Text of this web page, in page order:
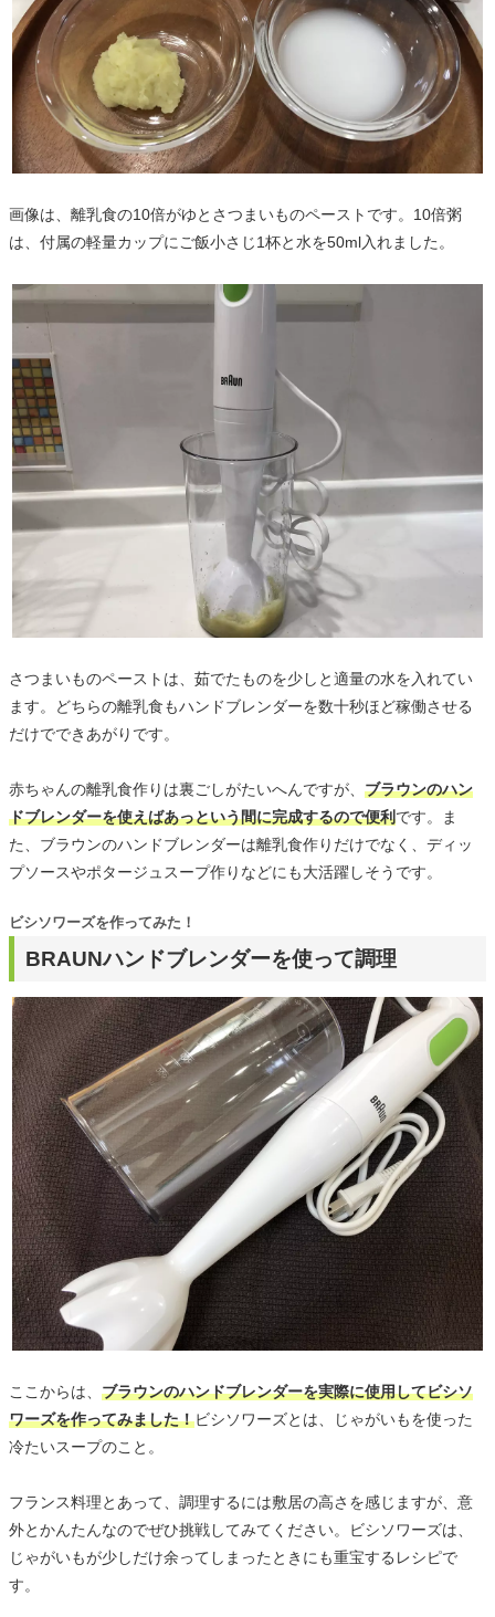
画像は、離乳食の10倍がゆとさつまいものペーストです。10倍粥
は、付属の軽量カップにご飯小さじ1杯と水を50ml入れました。
さつまいものペーストは、茹でたものを少しと適量の水を入れてい
ます。どちらの離乳食もハンドブレンダーを数十秒ほど稼働させる
だけでできあがりです。
赤ちゃんの離乳食作りは裏ごしがたいへんですが、 ブラウンのハン
ドブレンダーを使えばあっという間に完成するので便利です。ま
た、ブラウンのハンドブレンダーは離乳食作りだけでなく、ディッ
プソースやポタージュスープ作りなどにも大活躍しそうです。
BRAUNハンドブレンダーを使って調理
ビシソワーズを作ってみた！
ここからは、 ブラウンのハンドブレンダーを実際に使用してビシソ
ワーズを作ってみました！ビシソワーズとは、じゃがいもを使った
冷たいスープのこと。
フランス料理とあって、調理するには敷居の高さを感じますが、意
外とかんたんなのでぜひ挑戦してみてください。ビシソワーズは、
じゃがいもが少しだけ余ってしまったときにも重宝するレシピで
す。